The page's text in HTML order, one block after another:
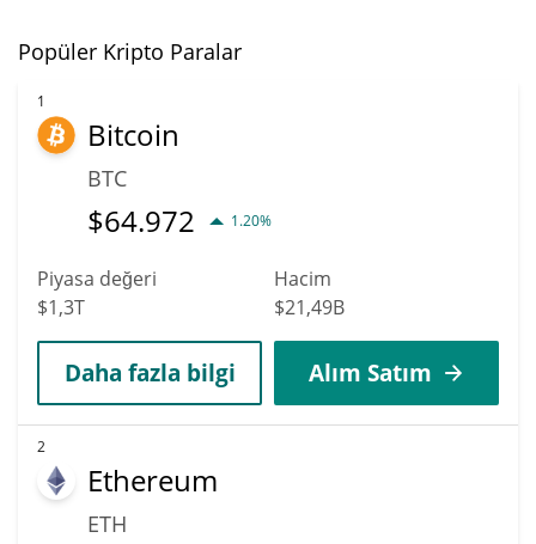
Popüler Kripto Paralar
1
Bitcoin
BTC
$64.972 1.20%
Piyasa değeri
$1,3T
Hacim
$21,49B
Daha fazla bilgi Alım Satım
2
Ethereum
ETH